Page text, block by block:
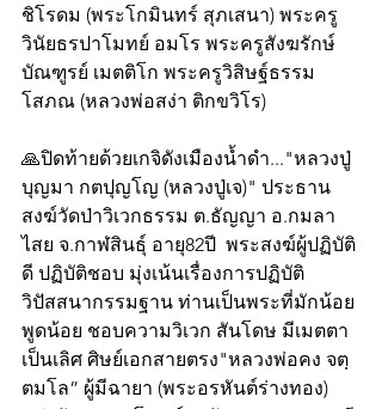
ชิโรดม (พระโกมินทร์ สุภเสนา) พระครู
วินัยธรปาโมทย์ อมโร พระครูสังฆรักษ์
บัณฑูรย์ เมตติโก พระครูวิสิษฐ์ธรรม
โสภณ (หลวงพ่อสง่า ติกขวิโร)
🙏ปิดท้ายด้วยเกจิดังเมืองน้ำดำ..."หลวงปู่
บุญมา กตปุญโญ (หลวงปู่เจ)" ประธาน
สงฆ์วัดป่าวิเวกธรรม ต.ธัญญา อ.กมลา
ไสย จ.กาฬสินธุ์ อายุ82ปี  พระสงฆ์ผู้ปฏิบัติ
ดี ปฏิบัติชอบ มุ่งเน้นเรื่องการปฏิบัติ
วิปัสสนากรรมฐาน ท่านเป็นพระที่มักน้อย
พูดน้อย ชอบความวิเวก สันโดษ มีเมตตา
เป็นเลิศ ศิษย์เอกสายตรง"หลวงพ่อคง จตฺ
ตมโล” ผู้มีฉายา (พระอรหันต์ร่างทอง)